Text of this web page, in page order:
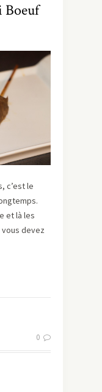
Boeuf
c’est le
et là les
devez
0